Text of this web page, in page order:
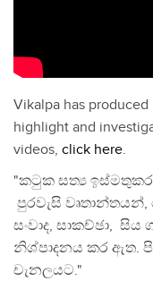
Vikalpa has
highlight and
videos, click here.
"කටුක සත්‍ය
පුරවැසි
සංවාද, සාකච්ඡා,
නිශ්පාදනය කර ඇත.
චැනලයට."